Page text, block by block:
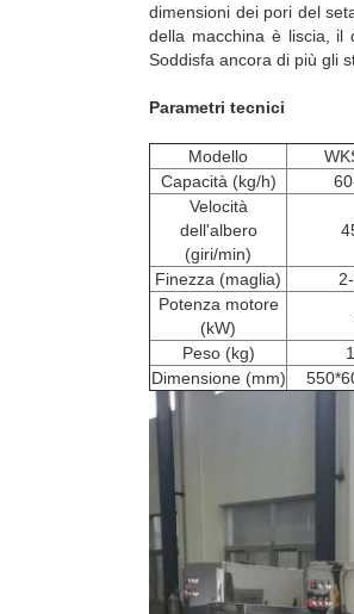
dimensioni dei pori del
della macchina è liscia, il
Soddisfa ancora di più gli
Parametri tecnici
Modello
Capacità (kg/h)
Velocità
dell'albero
(giri/min)
Finezza (maglia)
Potenza motore
(kW)
Peso (kg)
Dimensione (mm)